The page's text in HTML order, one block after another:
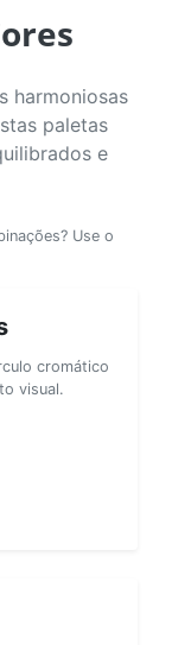
harmoniosas
paletas
e
Use o
cromático
visual.